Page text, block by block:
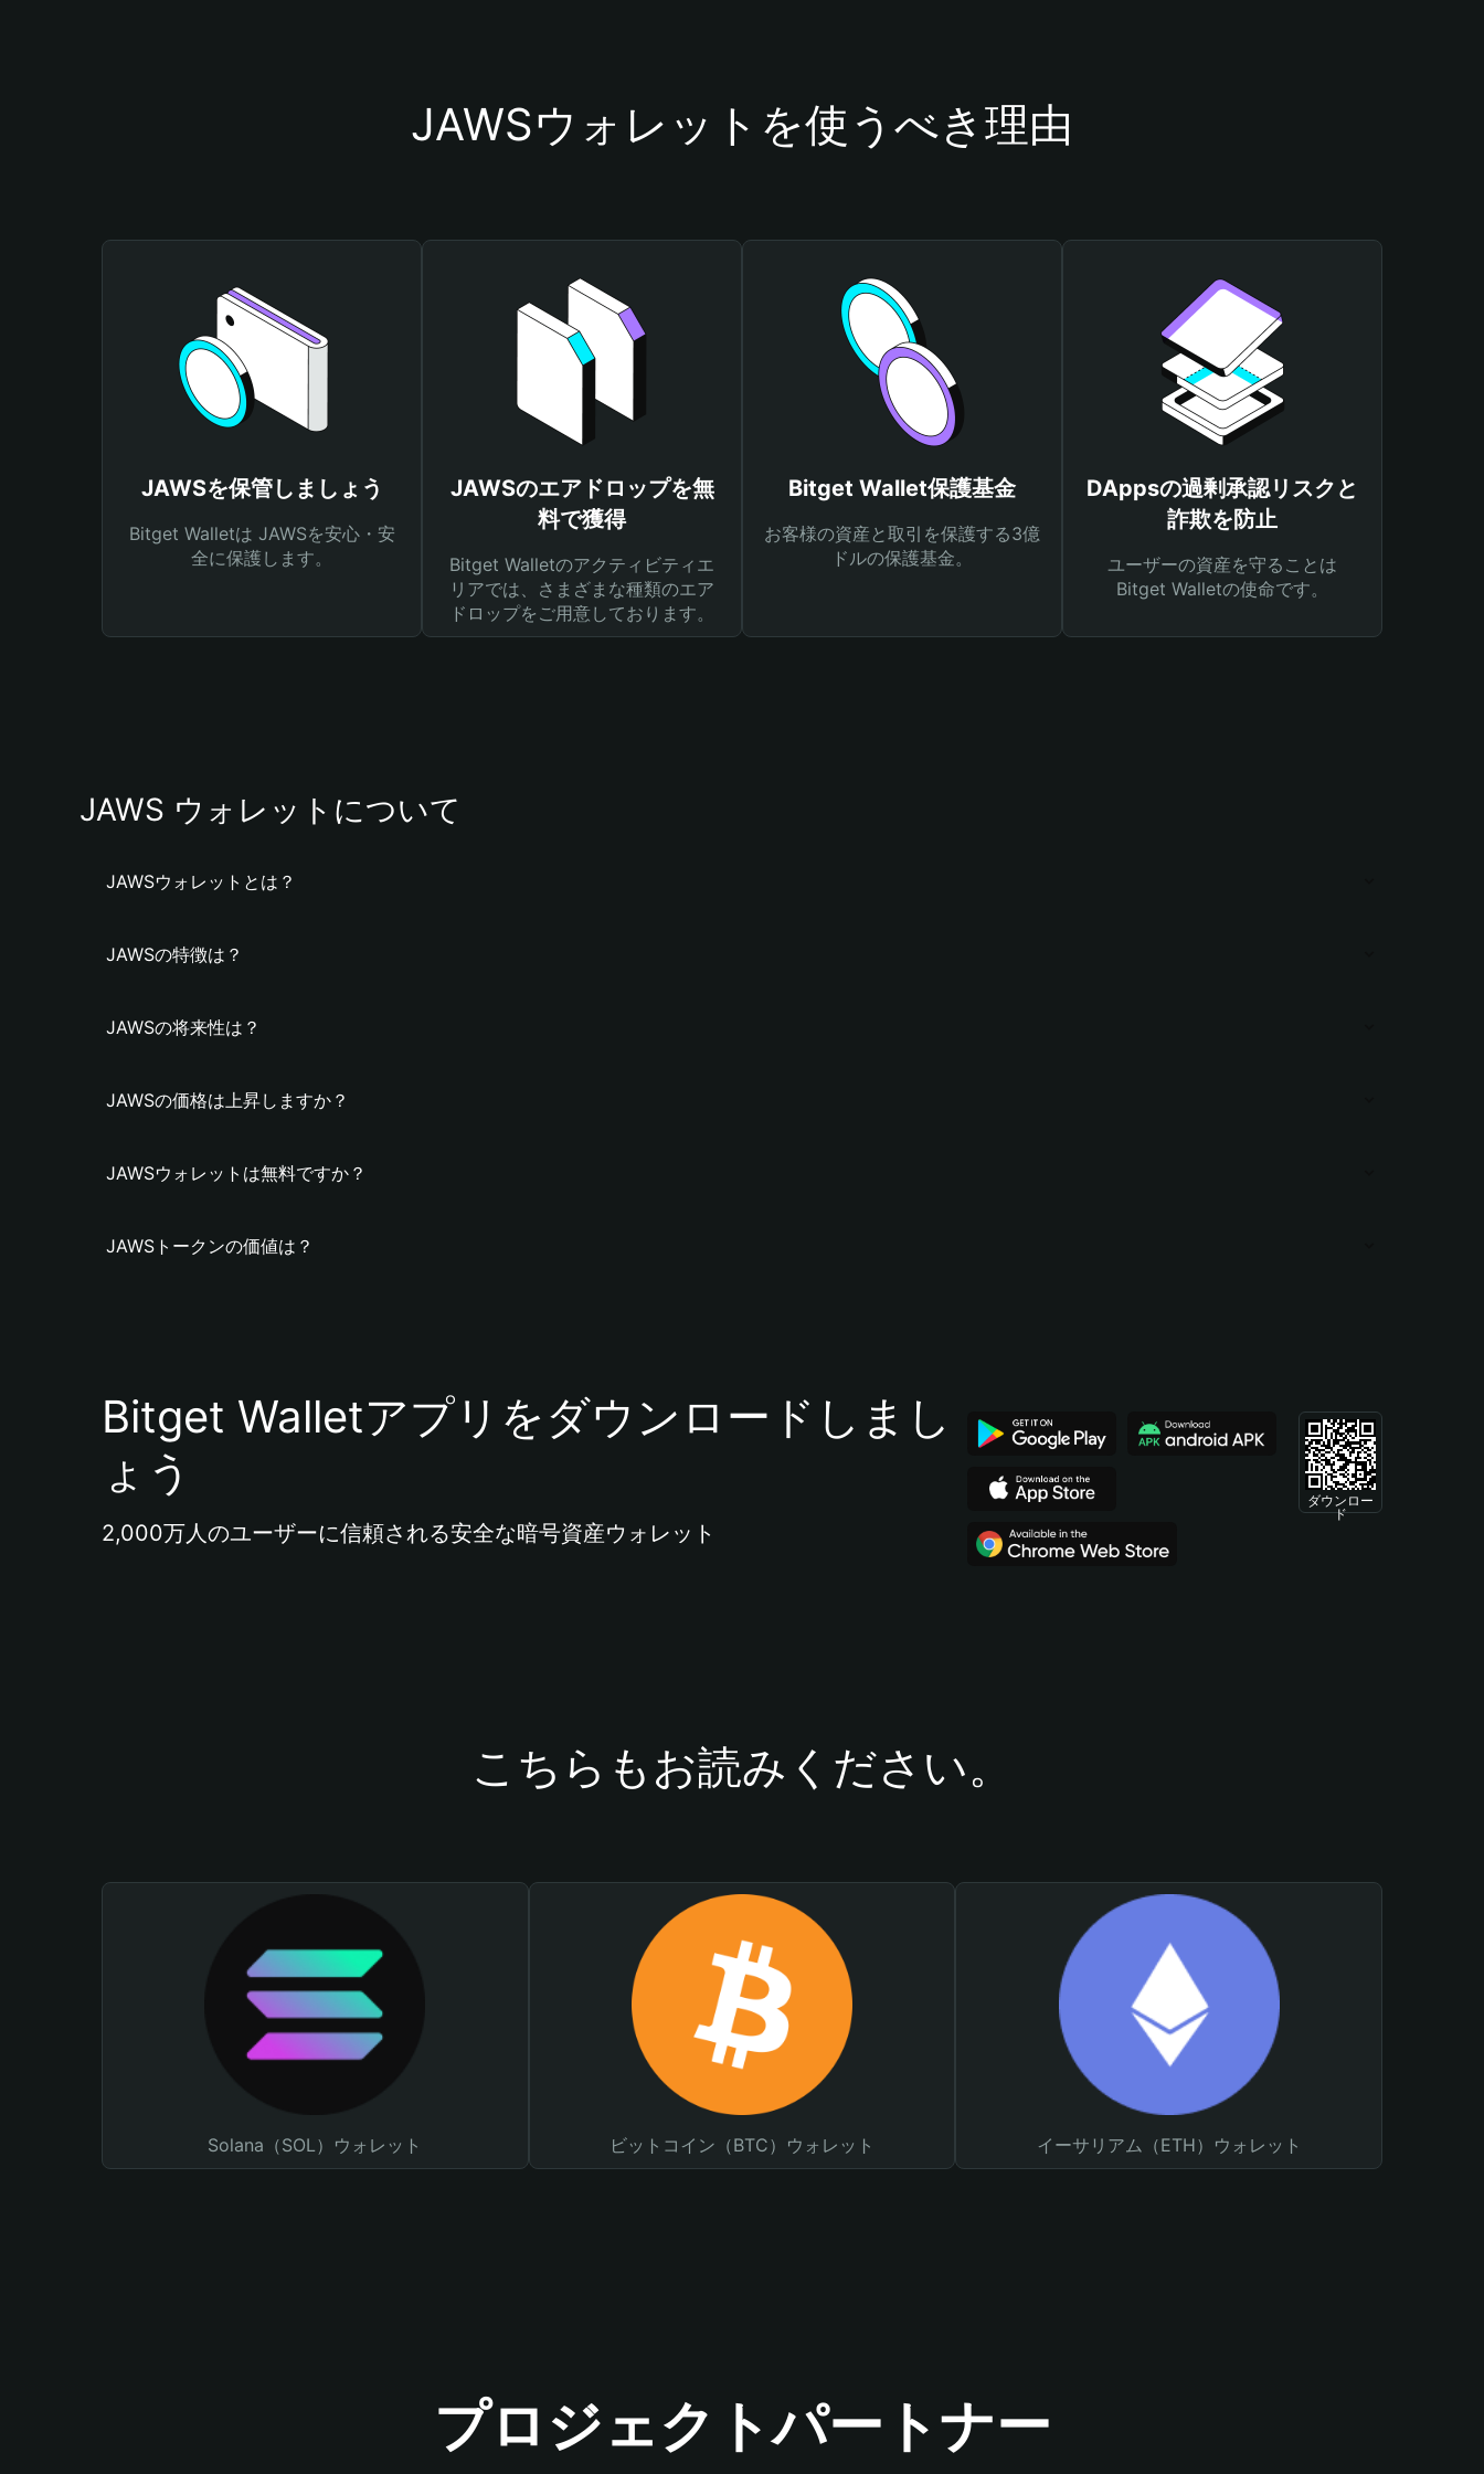
JAWSウォレットを使うべき理由
JAWSを保管しましょう
Bitget Walletは JAWSを安心・安
全に保護します。
JAWSのエアドロップを無
料で獲得
Bitget Walletのアクティビティエ
リアでは、さまざまな種類のエア
ドロップをご用意しております。
Bitget Wallet保護基金
お客様の資産と取引を保護する3億
ドルの保護基金。
DAppsの過剰承認リスクと
詐欺を防止
ユーザーの資産を守ることは
Bitget Walletの使命です。
JAWS ウォレットについて
JAWSウォレットとは？
JAWSの特徴は？
JAWSの将来性は？
JAWSの価格は上昇しますか？
JAWSウォレットは無料ですか？
JAWSトークンの価値は？
Bitget Walletアプリをダウンロードしまし
ょう
2,000万人のユーザーに信頼される安全な暗号資産ウォレット
ダウンロー
ド
こちらもお読みください。
Solana（SOL）ウォレット ビットコイン（BTC）ウォレット イーサリアム（ETH）ウォレット
プロジェクトパートナー